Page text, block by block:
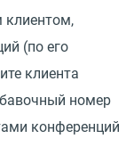
клиентом,
(по его
клиента
номер
конференций